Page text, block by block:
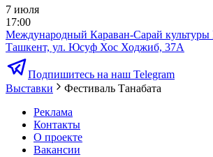
7 июля
17:00
Международный Караван-Сарай
Ташкент, ул. Юсуф Хос Ходжиб, 37А
Подпишитесь на наш Telegram
Выставки
Фестиваль Танабата
Реклама
Контакты
О проекте
Вакансии